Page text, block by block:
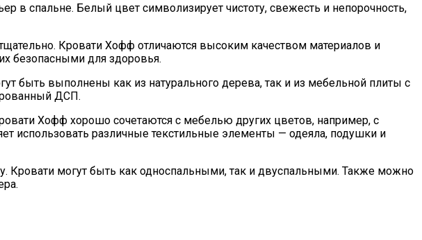
в спальне. Белый цвет символизирует чистоту, свежесть и непорочность,
Кровати Хофф отличаются высоким качеством материалов и
безопасными для здоровья.
быть выполнены как из натурального дерева, так и из мебельной плиты с
ДСП.
Хофф хорошо сочетаются с мебелью других цветов, например, с
различные текстильные элементы — одеяла, подушки и
могут быть как односпальными, так и двуспальными. Также можно